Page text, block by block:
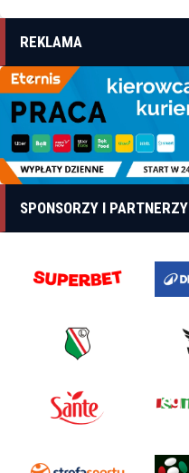
REKLAMA
SPONSORZY I PARTNERZY